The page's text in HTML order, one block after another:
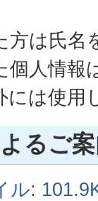
方は氏名
個人情報
には使用
るご
ル: